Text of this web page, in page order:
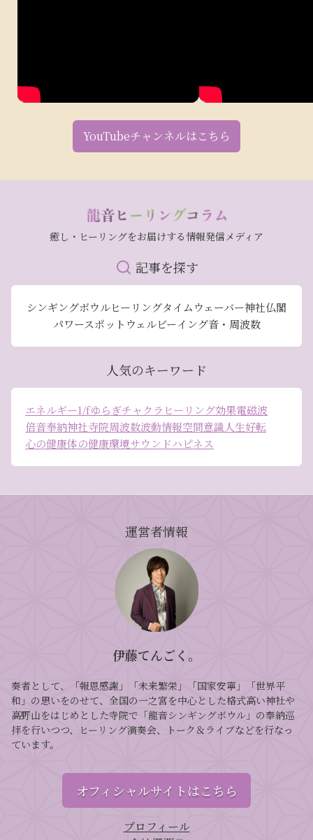
YouTubeチャンネルはこちら
癒し・ヒーリングをお届けする情報発信メディア
記事を探す
シンギングボウルヒーリングタイムウェーバー神社仏閣
パワースポット ウェルビーイング音・周波数
人気のキーワード
エネルギー1/fゆらぎチャクラ ヒーリング効果電磁波
倍音奉納神社寺院周波数波動情報空間意識人生好転
心の健康体の健康環境サウンドハピネス
運営者情報
伊藤てんごく。
奏者として、「報恩感謝」「未来繁栄」「国家安寧」「世界平
和」の思いをのせて、全国の一之宮を中心とした格式高い神社や
高野山をはじめとした寺院で「龍音シンギングボウル」の奉納巡
拝を行いつつ、ヒーリング演奏会、トーク＆ライブなどを行なっ
ています。
オフィシャルサイトはこちら
プロフィール